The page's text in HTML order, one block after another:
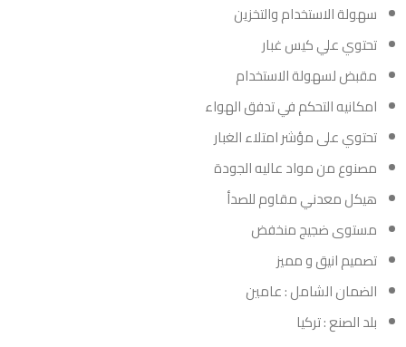
سهولة الاستخدام والتخزين
تحتوي علي كيس غبار
مقبض لسهولة الاستخدام
امكانيه التحكم في تدفق الهواء
تحتوي على مؤشر امتلاء الغبار
مصنوع من مواد عاليه الجودة
هيكل معدني مقاوم للصدأ
مستوى ضجيج منخفض
تصميم انيق و مميز
الضمان الشامل : عامين
بلد الصنع : تركيا